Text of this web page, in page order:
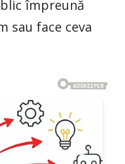
împreună
sau face ceva